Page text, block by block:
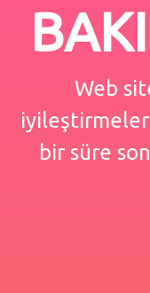
Web
iyileştirmeler
bir süre